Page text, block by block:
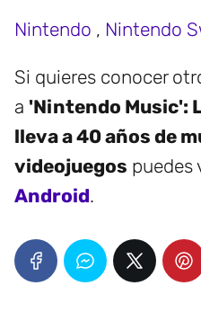
Nintendo , Nintendo
Si quieres conocer
a 'Nintendo Music':
lleva a 40 años de
videojuegos puedes
Android.